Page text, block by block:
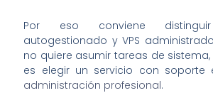
Por eso conviene
autogestionado y VPS
no quiere asumir tareas de
es elegir un servicio con soporte
administración profesional.